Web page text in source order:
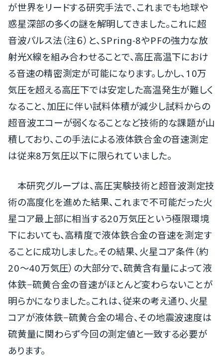
が世界をリードする研究手法で、これまでも地球や
惑星深部の多くの謎を解明してきました。これに超
音波パルス法（注６）と、SPring-8やPFの強力な放
射光X線を組み合わせることで、高圧高温下におけ
る音速の精密測定が可能になります。しかし、10万
気圧を超える高圧下では安定した高温発生が難しく
なること、加圧に伴い試料体積が減少し試料からの
超音波エコーが弱くなることなど技術的な課題が山
積しており、この手法による液体鉄合金の音速測定
は従来8万気圧以下に限られていました。
本研究グループは、高圧実験技術と超音波測定技
術の高度化を進めた結果、これまで不可能だった火
星コア最上部に相当する20万気圧という極限環境
下においても、高精度で液体鉄合金の音速を測定す
ることに成功しました。その結果、火星コア条件（約
20～40万気圧）の大部分で、硫黄含有量によって液
体鉄−硫黄合金の音速がほとんど変わらないことが
明らかになりました。これは、従来の考え通り、火星
コアが液体鉄−硫黄合金の場合、その地震波速度は
硫黄量に関わらず今回の測定値と一致する必要が
あります。